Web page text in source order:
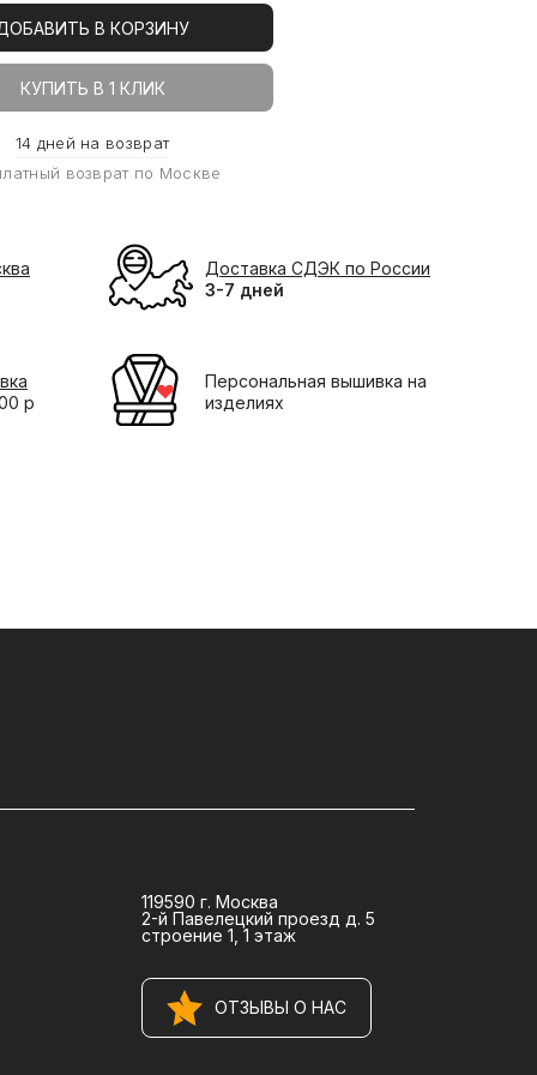
В КОРЗИНУ
КУПИТЬ В 1 КЛИК
14 дней на возврат
возврат по Москве
Доставка СДЭК по России
3-7 дней
р
Персональная вышивка на
изделиях
119590 г. Москва
2-й Павелецкий проезд д. 5
строение 1, 1 этаж
ОТЗЫВЫ О НАС